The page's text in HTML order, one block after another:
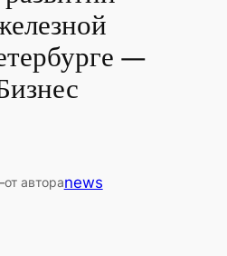
—
от автораnews